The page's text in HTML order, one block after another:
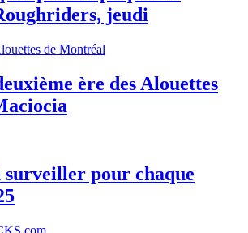
jeudi
ère des Alouettes
surveiller pour chaque